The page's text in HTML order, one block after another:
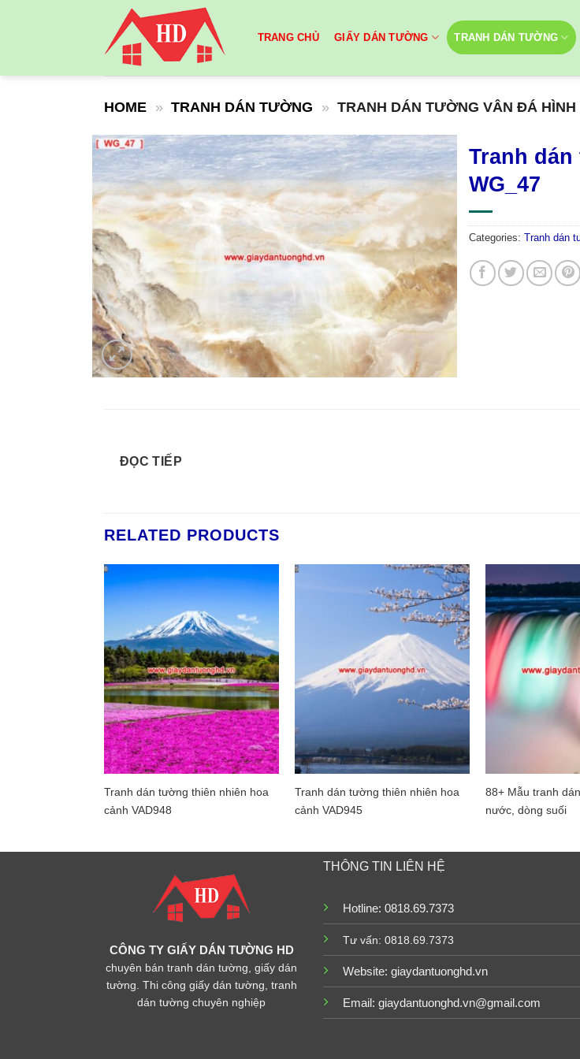
TRANG CHỦ GIẤY DÁN TƯỜNG TRANH DÁN TƯỜNG
HOME » TRANH DÁN TƯỜNG » TRANH DÁN TƯỜNG VÂN ĐÁ HÌNH
Tranh
WG_47
Categories: Tranh dán
ĐỌC TIẾP
RELATED PRODUCTS
Tranh dán tường thiên nhiên hoa
cảnh VAD948
Tranh dán tường thiên nhiên hoa
cảnh VAD945
88+ Mẫu tranh
nước, dòng suối
CÔNG TY GIẤY DÁN TƯỜNG HD
chuyên bán tranh dán tường, giấy dán
tường. Thi công giấy dán tường, tranh
dán tường chuyên nghiệp
THÔNG TIN LIÊN HỆ
Hotline: 0818.69.7373
Tư vấn: 0818.69.7373
Website: giaydantuonghd.vn
Email: giaydantuonghd.vn@gmail.com